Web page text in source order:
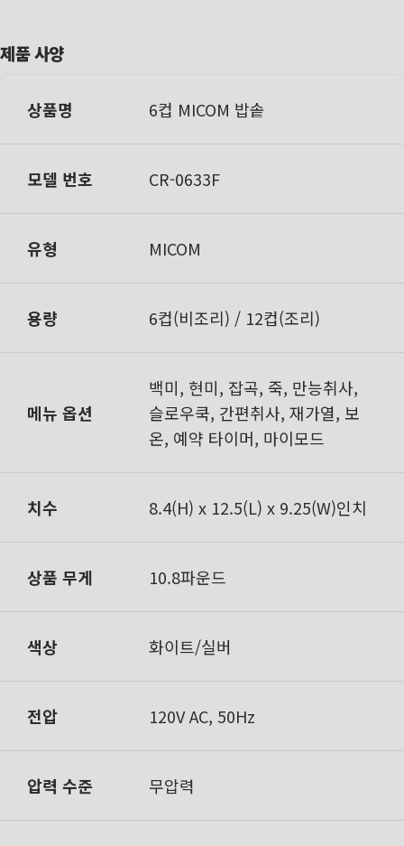
제품 사양
상품명 6컵 MICOM 밥솥
모델 번호 CR-0633F
유형 MICOM
용량 6컵(비조리) / 12컵(조리)
메뉴 옵션
백미, 현미, 잡곡, 죽, 만능취사,
슬로우쿡, 간편취사, 재가열, 보
온, 예약 타이머, 마이모드
치수 8.4(H) x 12.5(L) x 9.25(W)인치
상품 무게 10.8파운드
색상 화이트/실버
전압 120V AC, 50Hz
압력 수준 무압력